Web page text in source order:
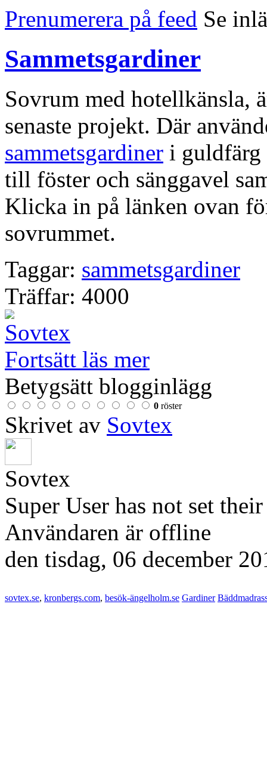
Prenumerera på feed Se
Sammetsgardiner
Sovrum med hotellkänsla,
senaste projekt. Där
sammetsgardiner i
till föster och sänggavel
Klicka in på länken ovan
sovrummet.
Taggar: sammetsgardiner
Träffar: 4000
Fortsätt läs mer
Betygsätt blogginlägg
0 röster
Skrivet av Sovtex
Sovtex
Super User has not set
Användaren är offline
den tisdag, 06 december
sovtex.se, kronbergs.com, besök-ängelholm.se Gardiner